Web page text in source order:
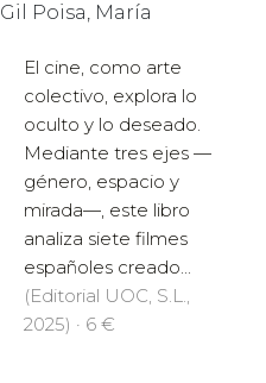
Gil Poisa, María
El cine, como arte
colectivo, explora lo
oculto y lo deseado.
Mediante tres ejes —
género, espacio y
mirada—, este libro
analiza siete filmes
españoles creado...
(Editorial UOC, S.L.,
2025) · 6 €